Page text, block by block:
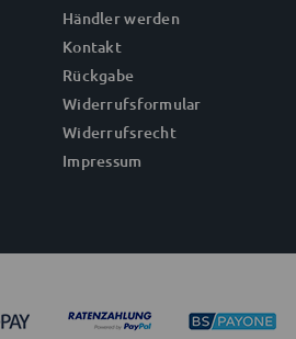
Händler werden
Kontakt
Rückgabe
Widerrufsformular
Widerrufsrecht
Impressum